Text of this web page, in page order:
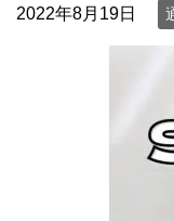
2022年8月19日